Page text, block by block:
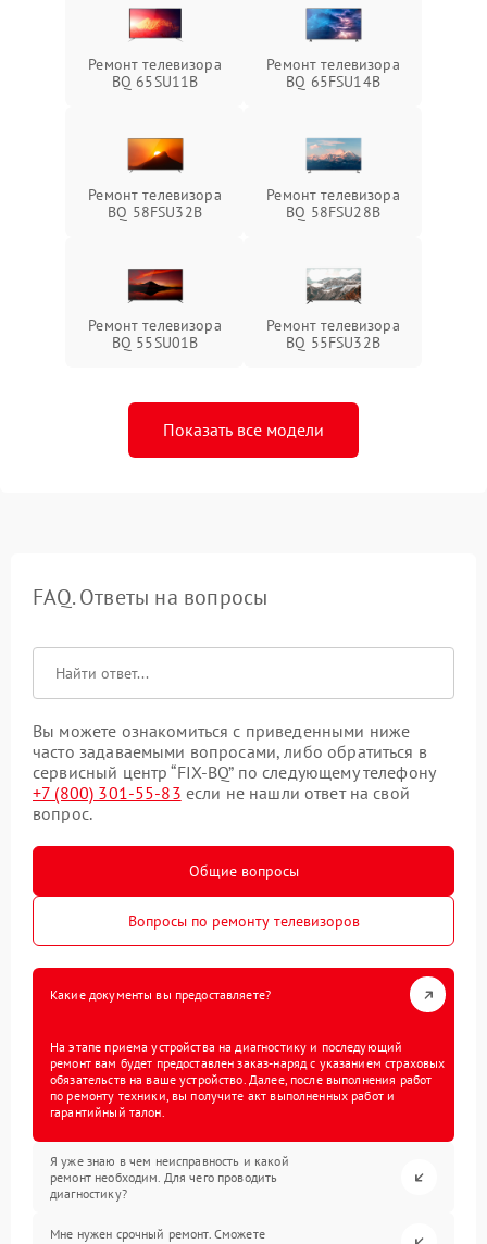
Ремонт телевизора
BQ 65SU11B
Ремонт телевизора
BQ 65FSU14B
Ремонт телевизора
BQ 58FSU32B
Ремонт телевизора
BQ 58FSU28B
Ремонт телевизора
BQ 55SU01B
Ремонт телевизора
BQ 55FSU32B
Показать все модели
FAQ. Ответы на вопросы
Вы можете ознакомиться с приведенными ниже
часто задаваемыми вопросами, либо обратиться в
сервисный центр “FIX-BQ” по следующему телефону
+7 (800) 301-55-83 если не нашли ответ на свой
вопрос.
Общие вопросы
Вопросы по ремонту телевизоров
Какие документы вы предоставляете?
На этапе приема устройства на диагностику и последующий
ремонт вам будет предоставлен заказ-наряд с указанием страховых
обязательств на ваше устройство. Далее, после выполнения работ
по ремонту техники, вы получите акт выполненных работ и
гарантийный талон.
Я уже знаю в чем неисправность и какой
ремонт необходим. Для чего проводить
диагностику?
Мне нужен срочный ремонт. Сможете